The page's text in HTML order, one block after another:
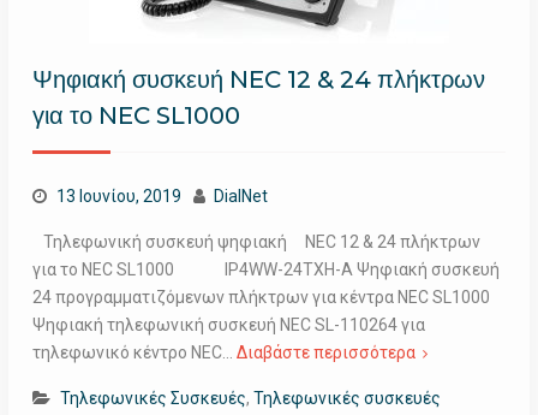
Ψηφιακή συσκευή NEC 12 & 24 πλήκτρων
για το NEC SL1000
13 Ιουνίου, 2019 DialNet
Τηλεφωνική συσκευή ψηφιακή NEC 12 & 24 πλήκτρων
για το NEC SL1000 IP4WW-24TXH-A Ψηφιακή συσκευή
24 προγραμματιζόμενων πλήκτρων για κέντρα NEC SL1000
Ψηφιακή τηλεφωνική συσκευή NEC SL-110264 για
τηλεφωνικό κέντρο NEC… Διαβάστε περισσότερα
Τηλεφωνικές Συσκευές, Τηλεφωνικές συσκευές